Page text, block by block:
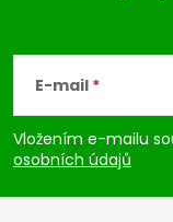
p
a
E-mail
Vložením e-mailu
osobních údajů